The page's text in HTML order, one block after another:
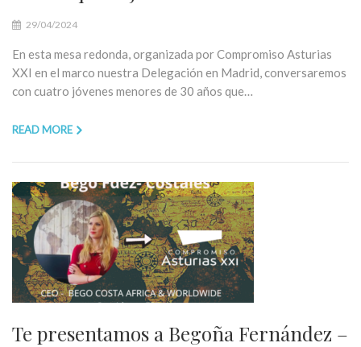
29/04/2024
En esta mesa redonda, organizada por Compromiso Asturias
XXI en el marco nuestra Delegación en Madrid, conversaremos
con cuatro jóvenes menores de 30 años que…
READ MORE
Te presentamos a Begoña Fernández –